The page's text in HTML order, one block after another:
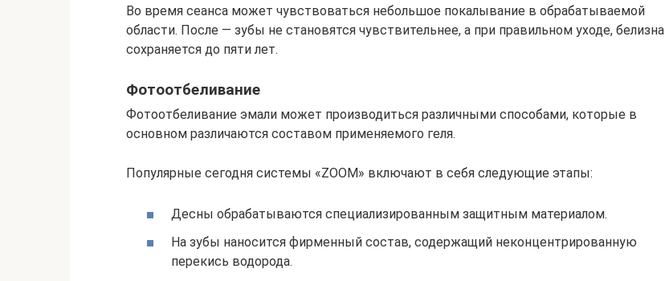
Во время сеанса может чувствоваться небольшое покалывание в обрабатываемой
области. После — зубы не становятся чувствительнее, а при правильном уходе, белизна
сохраняется до пяти лет.
Фотоотбеливание
Фотоотбеливание эмали может производиться различными способами, которые в
основном различаются составом применяемого геля.
Популярные сегодня системы «ZOOM» включают в себя следующие этапы:
Десны обрабатываются специализированным защитным материалом.
На зубы наносится фирменный состав, содержащий неконцентрированную
перекись водорода.